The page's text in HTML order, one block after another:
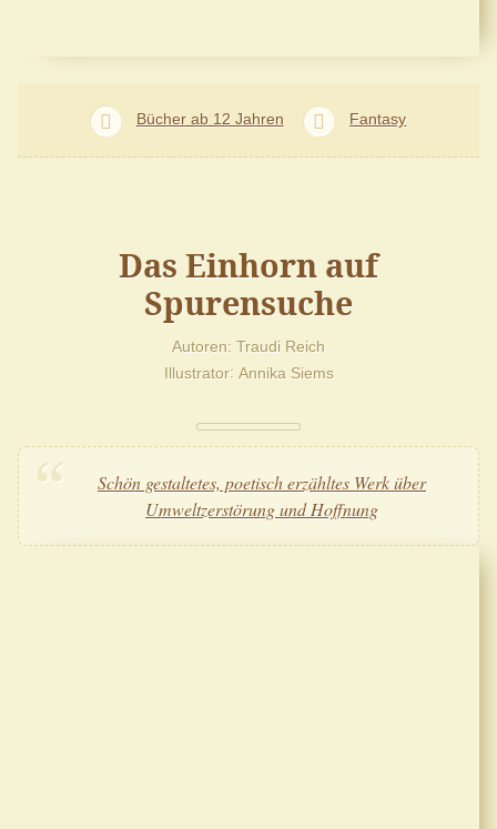
Bücher ab 12 Jahren Fantasy
Das Einhorn auf
Spurensuche
Autoren Traudi Reich
Illustrator Annika Siems
Schön gestaltetes, poetisch erzähltes Werk über
Umweltzerstörung und Hoffnung